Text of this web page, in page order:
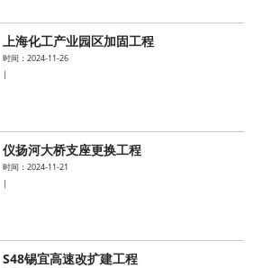
上海化工产业园区加固工程
时间：2024-11-26
|
仪扬河大桥支座更换工程
时间：2024-11-21
|
S48锡宜高速改扩建工程